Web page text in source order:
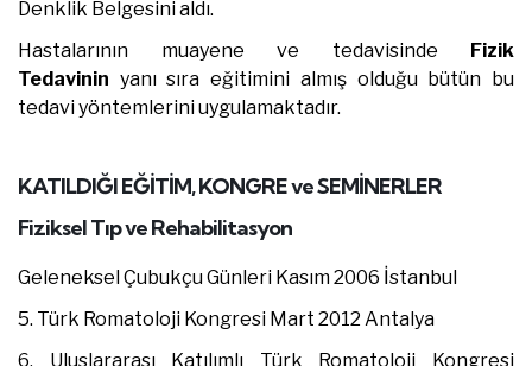
Denklik Belgesini aldı.
Hastalarının muayene ve tedavisinde Fizik
Tedavinin yanı sıra eğitimini almış olduğu bütün bu
tedavi yöntemlerini uygulamaktadır.
KATILDIĞI EĞİTİM, KONGRE ve SEMİNERLER
Fiziksel Tıp ve Rehabilitasyon
Geleneksel Çubukçu Günleri Kasım 2006 İstanbul
5. Türk Romatoloji Kongresi Mart 2012 Antalya
6. Uluslararası Katılımlı Türk Romatoloji Kongresi